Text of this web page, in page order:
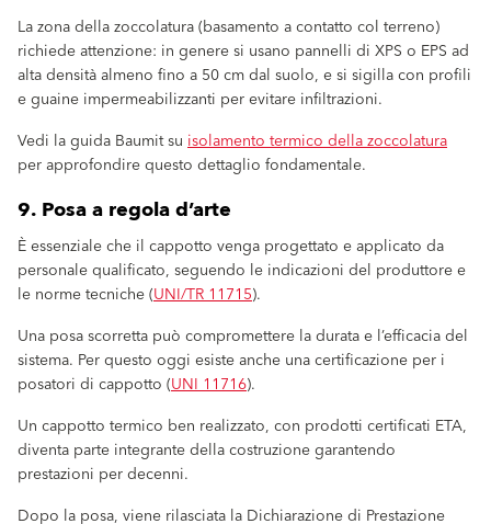
La zona della zoccolatura (basamento a contatto col terreno)
richiede attenzione: in genere si usano pannelli di XPS o EPS ad
alta densità almeno fino a 50 cm dal suolo, e si sigilla con profili
e guaine impermeabilizzanti per evitare infiltrazioni.
Vedi la guida Baumit su isolamento termico della zoccolatura
per approfondire questo dettaglio fondamentale.
9. Posa a regola d’arte
È essenziale che il cappotto venga progettato e applicato da
personale qualificato, seguendo le indicazioni del produttore e
le norme tecniche (UNI/TR 11715).
Una posa scorretta può compromettere la durata e l’efficacia del
sistema. Per questo oggi esiste anche una certificazione per i
posatori di cappotto (UNI 11716).
Un cappotto termico ben realizzato, con prodotti certificati ETA,
diventa parte integrante della costruzione garantendo
prestazioni per decenni.
Dopo la posa, viene rilasciata la Dichiarazione di Prestazione